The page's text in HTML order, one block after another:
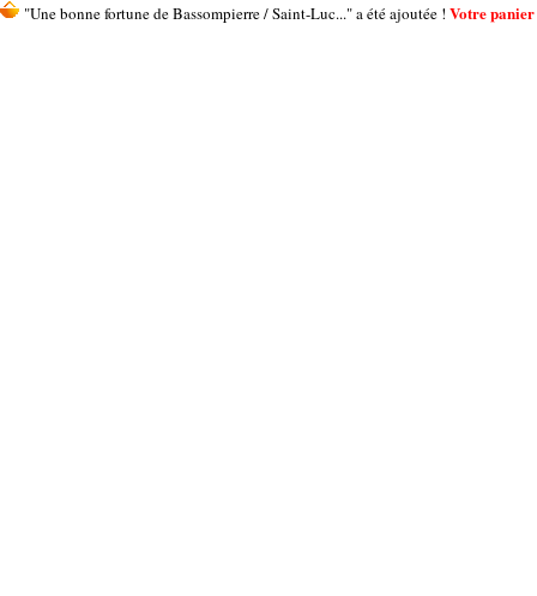
"Une bonne fortune de Bassompierre / Saint-Luc..." a été ajoutée ! Votre